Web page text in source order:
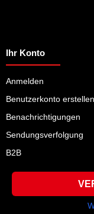
Ihr Konto
Anmelden
Benutzerkonto erstellen
Benachrichtigungen
Sendungsverfolgung
B2B